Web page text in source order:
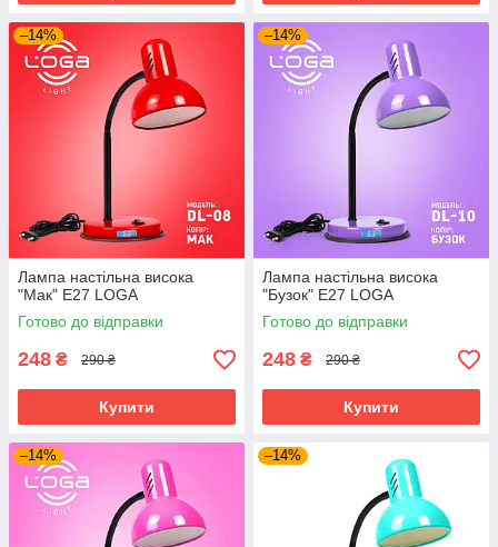
–14%
Лампа настільна висока
"Мак" Е27 LOGA
Готово до відправки
248 ₴ 290 ₴
Купити
–14%
Лампа настільна висока
"Бузок" Е27 LOGA
Готово до відправки
248 ₴ 290 ₴
Купити
–14% –14%